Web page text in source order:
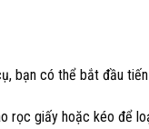
bạn có thể bắt đầu
rọc giấy hoặc kéo để